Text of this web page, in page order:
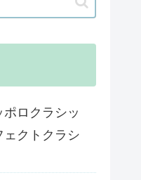
ポロクラシッ
ェクトクラシ